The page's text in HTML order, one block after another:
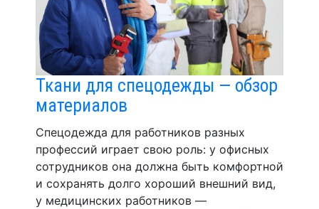
Ткани для спецодежды — обзор
материалов
Спецодежда для работников разных
профессий играет свою роль: у офисных
сотрудников она должна быть комфортной
и сохранять долго хороший внешний вид,
у медицинских работников —